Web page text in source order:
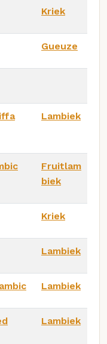
Kriek
Gueuze
Lambiek
Fruitlam
biek
Kriek
Lambiek
Lambiek
Lambiek